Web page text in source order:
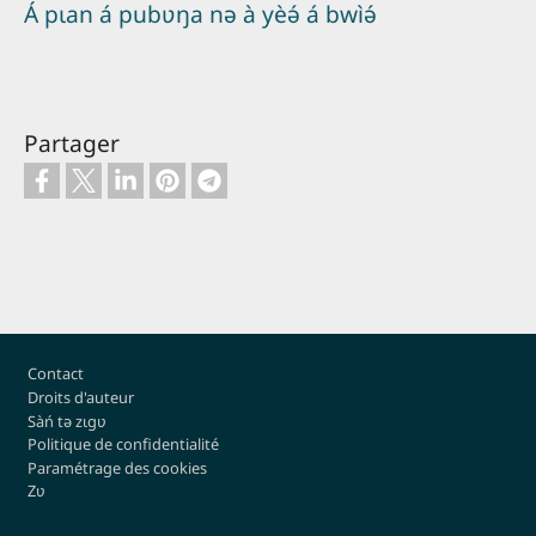
Á pɩan á pubʋŋa nə à yèə́ á bwìə́
Partager
Pied de page
Contact
Droits d'auteur
Sàń tə zɩgʋ
Politique de confidentialité
Paramétrage des cookies
Zʋ